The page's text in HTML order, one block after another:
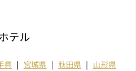
テル
県 宮城県 秋田県 山形県